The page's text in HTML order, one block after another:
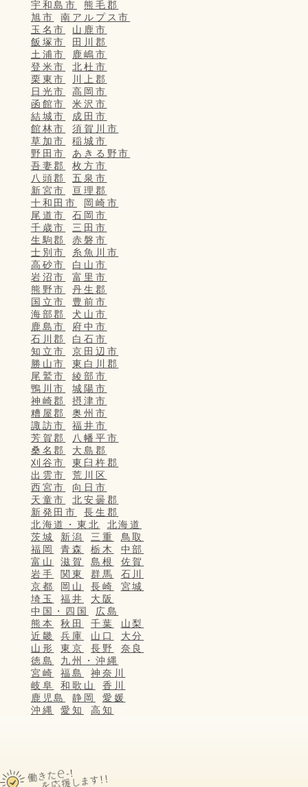
宇和島市
熊毛郡
旭市
南アルプス市
玉名市
山鹿市
飯塚市
田川郡
土浦市
鹿嶋市
登米市
北杜市
栗東市
川上郡
日光市
高岡市
函館市
米沢市
結城市
成田市
館林市
須賀川市
草加市
稲城市
野田市
あきる野市
吾妻郡
枚方市
八頭郡
五泉市
新宮市
亘理郡
十和田市
岡崎市
尾道市
石岡市
千歳市
三田市
生駒郡
赤磐市
士別市
糸魚川市
高砂市
白山市
岩沼市
富里市
熊野市
丹生郡
国立市
豊前市
海部郡
犬山市
鹿島市
府中市
石川郡
白石市
知立市
京田辺市
勝山市
東白川郡
尾鷲市
綾部市
鴨川市
城陽市
神崎郡
摂津市
糟屋郡
奥州市
諏訪市
福井市
芳賀郡
八幡平市
桑名郡
大島郡
刈谷市
東臼杵郡
出雲市
荒川区
西宮市
向日市
天童市
北安曇郡
新発田市
長生郡
北海道・東北
北海道
茨城
新潟 三重
鳥取
福岡
青森 栃木
中部
富山
滋賀 島根
佐賀
岩手
関東 群馬
石川
京都
岡山 長崎
宮城
埼玉
福井
大阪
中国・四国
広島
熊本
秋田 千葉
山梨
近畿
兵庫 山口
大分
山形
東京 長野
奈良
徳島
九州・沖縄
宮崎
福島
神奈川
岐阜
和歌山
香川
鹿児島
静岡
愛媛
沖縄
愛知 高知